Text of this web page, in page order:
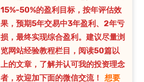
15%-50%的盈利目标，按年评估效
果，预期5年交易中3年盈利、2年亏
损，最终实现综合盈利。建议尽量浏
览网站经验教程栏目，阅读50篇以
上的文章，了解并认可我的投资理念
者，欢迎加下面的微信交流！
想要